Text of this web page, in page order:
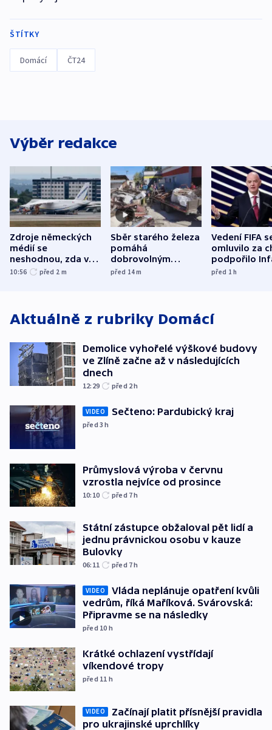
ŠTÍTKY
Domácí ČT24
Výběr redakce
Zdroje německých
médií se
neshodnou, zda v
letadle ohroženém
10:56 před 2 m
Sběr starého železa
pomáhá
dobrovolným
hasičům financovat
před 14m
Vedení FIFA
omluvilo za
podpořilo
UEFA trvá na
před 1h
Aktuálně z rubriky Domácí
Demolice vyhořelé výškové budovy
ve Zlíně začne až v následujících
dnech
12:29 před 2h
VIDEO Sečteno: Pardubický kraj
před 3h
Průmyslová výroba v červnu
vzrostla nejvíce od prosince
10:10 před 7h
Státní zástupce obžaloval pět lidí a
jednu právnickou osobu v kauze
Bulovky
06:11 před 7h
VIDEO
Vláda neplánuje opatření kvůli
vedrům, říká Maříková. Svárovská:
Připravme se na následky
před 10 h
Krátké ochlazení vystřídají
víkendové tropy
před 11 h
VIDEO
Začínají platit přísnější pravidla
pro ukrajinské uprchlíky